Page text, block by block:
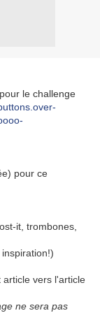
le challenge
pour ce
it, trombones,
vers l'article
ne sera pas